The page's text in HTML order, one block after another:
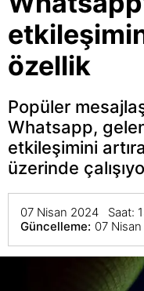
özellik
Popüler
Whatsapp,
etkileşimini
üzerinde
07 Nisan 2024 Saat:
Güncelleme: 07